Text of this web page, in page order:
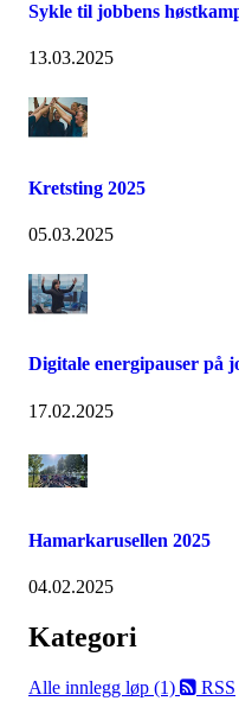
Sykle til jobbens
13.03.2025
Kretsting 2025
05.03.2025
Digitale energipauser på
17.02.2025
Hamarkarusellen 2025
04.02.2025
Kategori
Alle innlegg løp (1) RSS